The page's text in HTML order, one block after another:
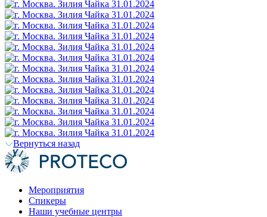
Вернуться назад
Мероприятия
Спикеры
Наши учебные центры